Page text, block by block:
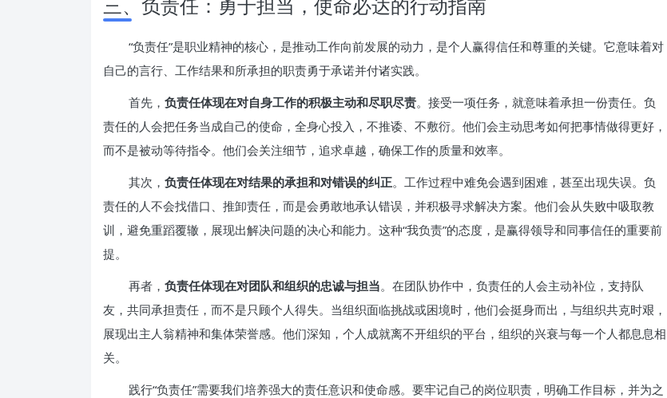
“负责任”是职业精神的核心，是推动工作向前发展的动力，是个人赢得信任和尊重的关键。它意味着对
自己的言行、工作结果和所承担的职责勇于承诺并付诸实践。
首先， 负责任体现在对自身工作的积极主动和尽职尽责。接受一项任务，就意味着承担一份责任。负
责任的人会把任务当成自己的使命，全身心投入，不推诿、不敷衍。他们会主动思考如何把事情做得更好，
而不是被动等待指令。他们会关注细节，追求卓越，确保工作的质量和效率。
其次， 负责任体现在对结果的承担和对错误的纠正。工作过程中难免会遇到困难，甚至出现失误。负
责任的人不会找借口、推卸责任，而是会勇敢地承认错误，并积极寻求解决方案。他们会从失败中吸取教
训，避免重蹈覆辙，展现出解决问题的决心和能力。这种“我负责”的态度，是赢得领导和同事信任的重要前
提。
再者， 负责任体现在对团队和组织的忠诚与担当。在团队协作中，负责任的人会主动补位，支持队
友，共同承担责任，而不是只顾个人得失。当组织面临挑战或困境时，他们会挺身而出，与组织共克时艰，
展现出主人翁精神和集体荣誉感。他们深知，个人成就离不开组织的平台，组织的兴衰与每一个人都息息相
关。
践行“负责任”需要我们培养强大的责任意识和使命感。要牢记自己的岗位职责，明确工作目标，并为之